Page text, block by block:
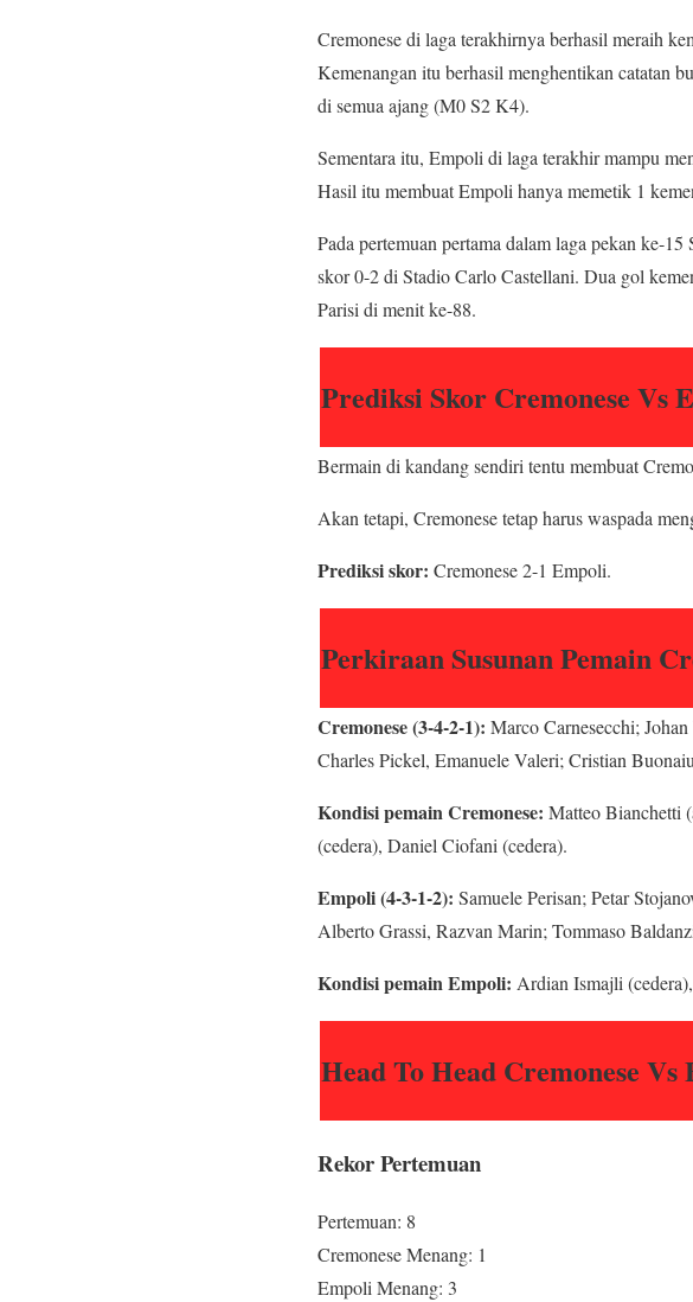
Cremonese di laga terakhirnya berhasil meraih
Kemenangan itu berhasil menghentikan catatan
di semua ajang (M0 S2 K4).
Sementara itu, Empoli di laga terakhir mampu
Hasil itu membuat Empoli hanya memetik 1
Pada pertemuan pertama dalam laga pekan ke-
skor 0-2 di Stadio Carlo Castellani. Dua gol
Parisi di menit ke-88.
Prediksi Skor Cremonese Vs
Bermain di kandang sendiri tentu membuat
Akan tetapi, Cremonese tetap harus waspada
Prediksi skor: Cremonese 2-1 Empoli.
Perkiraan Susunan Pemain
Cremonese (3-4-2-1): Marco Carnesecchi;
Charles Pickel, Emanuele Valeri; Cristian
Kondisi pemain Cremonese: Matteo Bianchetti
(cedera), Daniel Ciofani (cedera).
Empoli (4-3-1-2): Samuele Perisan; Petar
Alberto Grassi, Razvan Marin; Tommaso
Kondisi pemain Empoli: Ardian Ismajli
Head To Head Cremonese Vs
Rekor Pertemuan
Pertemuan: 8
Cremonese Menang: 1
Empoli Menang: 3